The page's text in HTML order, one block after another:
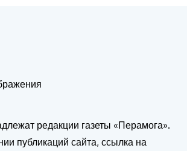
редакции газеты «Перамога».
публикаций сайта, ссылка на